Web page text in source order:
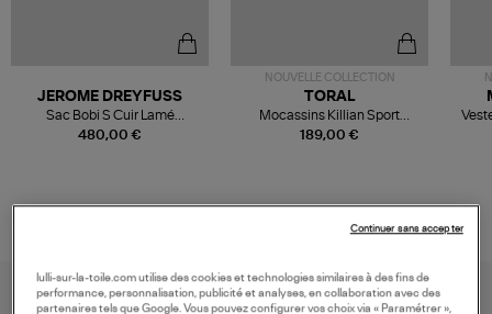
480,00 €
JEROME DREYFUSS
Sac Bobi S Cuir Lamé
Champagne
NOUVELLE COLLECTION
189,00 €
TORAL
Mocassins Killian Sport
Mousse
lulli-sur-la-toile.com utilise des cookies et technologies similaires à des fins de
performance, personnalisation, publicité et analyses, en collaboration avec des
partenaires tels que Google. Vous pouvez configurer vos choix via « Paramétrer »,
Continuer sans accepter